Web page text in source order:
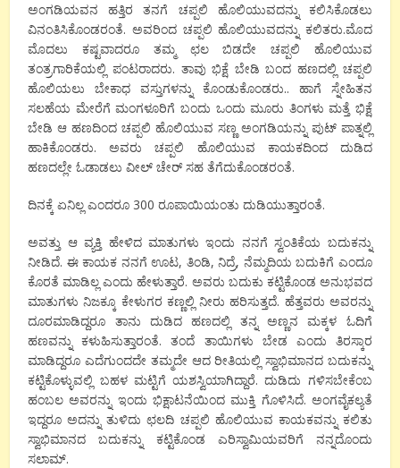
ಅಂಗಡಿಯವನ ಹತ್ತಿರ ತನಗೆ ಚಪ್ಪಲಿ ಹೊಲಿಯುವದನ್ನು ಕಲಿಸಿಕೊಡಲು
ವಿನಂತಿಸಿಕೊಂಡರಂತೆ. ಅವರಿಂದ ಚಪ್ಪಲಿ ಹೊಲಿಯುವದನ್ನು ಕಲಿತರು.ಮೊದ
ಮೊದಲು ಕಷ್ಟವಾದರೂ ತಮ್ಮ ಛಲ ಬಿಡದೇ ಚಪ್ಪಲಿ ಹೊಲಿಯುವ
ತಂತ್ರಗಾರಿಕೆಯಲ್ಲಿ ಪಂಟರಾದರು. ತಾವು ಭಿಕ್ಷೆ ಬೇಡಿ ಬಂದ ಹಣದಲ್ಲಿ ಚಪ್ಪಲಿ
ಹೊಲಿಯಲು ಬೇಕಾಧ ವಸ್ತುಗಳನ್ನು ಕೊಂಡುಕೊಂಡರು.. ಹಾಗೆ ಸ್ನೇಹಿತನ
ಸಲಹೆಯ ಮೇರೆಗೆ ಮಂಗಳೂರಿಗೆ ಬಂದು ಒಂದು ಮೂರು ತಿಂಗಳು ಮತ್ತೆ ಭಿಕ್ಷೆ
ಬೇಡಿ ಆ ಹಣದಿಂದ ಚಪ್ಪಲಿ ಹೊಲಿಯುವ ಸಣ್ಣ ಅಂಗಡಿಯನ್ನು ಪುಟ್ ಪಾತ್ನಲ್ಲಿ
ಹಾಕಿಕೊಂಡರು. ಅವರು ಚಪ್ಪಲಿ ಹೊಲಿಯುವ ಕಾಯಕದಿಂದ ದುಡಿದ
ಹಣದಲ್ಲೇ ಓಡಾಡಲು ವೀಲ್ ಚೇರ್ ಸಹ ತೆಗೆದುಕೊಂಡರಂತೆ.
ದಿನಕ್ಕೆ ಏನಿಲ್ಲ ಎಂದರೂ 300 ರೂಪಾಯಿಯಂತು ದುಡಿಯುತ್ತಾರಂತೆ.
ಅವತ್ತು ಆ ವ್ಯಕ್ತಿ ಹೇಳಿದ ಮಾತುಗಳು ಇಂದು ನನಗೆ ಸ್ವಂತಿಕೆಯ ಬದುಕನ್ನು
ನೀಡಿದೆ. ಈ ಕಾಯಕ ನನಗೆ ಊಟ, ತಿಂಡಿ, ನಿದ್ರೆ, ನೆಮ್ಮದಿಯ ಬದುಕಿಗೆ ಎಂದೂ
ಕೊರತೆ ಮಾಡಿಲ್ಲ ಎಂದು ಹೇಳುತ್ತಾರೆ. ಅವರು ಬದುಕು ಕಟ್ಟಿಕೊಂಡ ಅನುಭವದ
ಮಾತುಗಳು ನಿಜಕ್ಕೂ ಕೇಳುಗರ ಕಣ್ಣಲ್ಲಿ ನೀರು ಹರಿಸುತ್ತದೆ. ಹೆತ್ತವರು ಅವರನ್ನು
ದೂರಮಾಡಿದ್ದರೂ ತಾನು ದುಡಿದ ಹಣದಲ್ಲಿ ತನ್ನ ಅಣ್ಣನ ಮಕ್ಕಳ ಓದಿಗೆ
ಹಣವನ್ನು ಕಳುಹಿಸುತ್ತಾರಂತೆ. ತಂದೆ ತಾಯಿಗಳು ಬೇಡ ಎಂದು ತಿರಸ್ಕಾರ
ಮಾಡಿದ್ದರೂ ಎದೆಗುಂದದೇ ತಮ್ಮದೇ ಆದ ರೀತಿಯಲ್ಲಿ ಸ್ವಾಭಿಮಾನದ ಬದುಕನ್ನು
ಕಟ್ಟಿಕೊಳ್ಳುವಲ್ಲಿ ಬಹಳ ಮಟ್ಟಿಗೆ ಯಶಸ್ವಿಯಾಗಿದ್ದಾರೆ. ದುಡಿದು ಗಳಿಸಬೇಕೆಂಬ
ಹಂಬಲ ಅವರನ್ನು ಇಂದು ಭಿಕ್ಷಾಟನೆಯಿಂದ ಮುಕ್ತಿ ಗೊಳಿಸಿದೆ. ಅಂಗವೈಕಲ್ಯತೆ
ಇದ್ದರೂ ಅದನ್ನು ತುಳಿದು ಛಲದಿ ಚಪ್ಪಲಿ ಹೊಲಿಯುವ ಕಾಯಕವನ್ನು ಕಲಿತು
ಸ್ವಾಭಿಮಾನದ ಬದುಕನ್ನು ಕಟ್ಟಿಕೊಂಡ ಎರಿಸ್ವಾಮಿಯವರಿಗೆ ನನ್ನದೊಂದು
ಸಲಾಮ್.